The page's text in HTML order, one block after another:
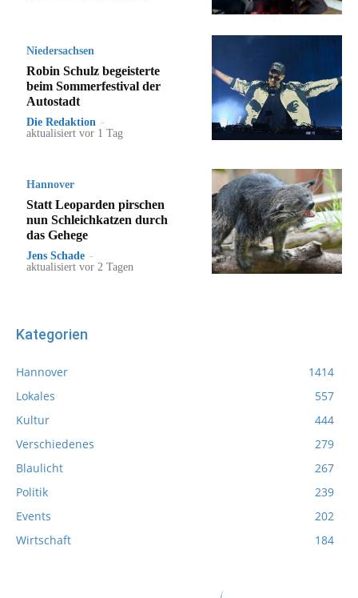
Niedersachsen
Robin Schulz begeisterte
beim Sommerfestival der
Autostadt
Die Redaktion -
aktualisiert vor 1 Tag
Hannover
Statt Leoparden pirschen
nun Schleichkatzen durch
das Gehege
Jens Schade -
aktualisiert vor 2 Tagen
Kategorien
Hannover
1414
Lokales
557
Kultur
444
Verschiedenes
279
Blaulicht
267
Politik
239
Events
202
Wirtschaft
184